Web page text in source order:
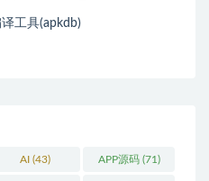
工具(apkdb)
AI(43) APP源码(71)